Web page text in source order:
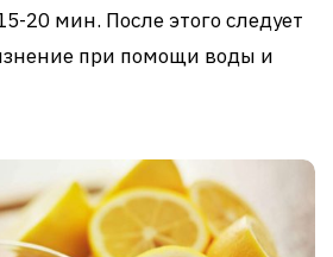
20 мин. После этого следует
при помощи воды и